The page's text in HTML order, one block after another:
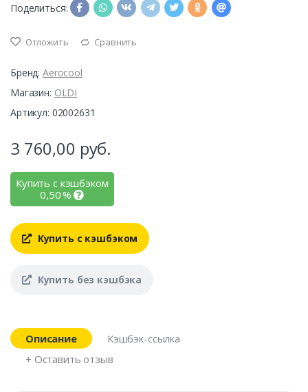
Поделиться:
Отложить Сравнить
Бренд: Aerocool
Магазин: OLDI
Артикул: 02002631
3 760,00 руб.
Купить с кэшбэком
0,50%
Купить с кэшбэком
Купить без кэшбэка
Описание
Кэшбэк-ссылка
+ Оставить отзыв